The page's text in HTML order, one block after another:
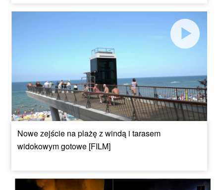
Nowe zejście na plażę z windą i tarasem
widokowym gotowe [FILM]